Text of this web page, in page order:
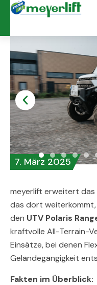
Zum
7. März 2025
meyerlift erweitert das
das dort
den UTV Polaris
kraftvolle All-Terrain-
Einsätze, bei denen
Geländegängigkeit
Fakten im Überblick: